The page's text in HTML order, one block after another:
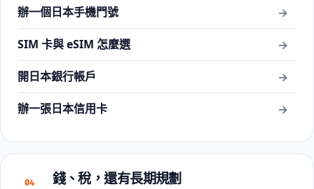
辦一個日本手機門號 →
SIM 卡與 eSIM 怎麼選 →
開日本銀行帳戶 →
辦一張日本信用卡 →
04 錢、稅，還有長期規劃